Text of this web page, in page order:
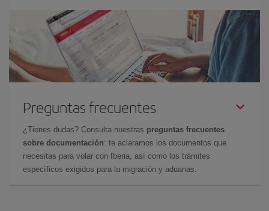
Preguntas frecuentes
¿Tienes dudas? Consulta nuestras preguntas frecuentes
sobre documentación: te aclaramos los documentos que
necesitas para volar con Iberia, así como los trámites
específicos exigidos para la migración y aduanas.